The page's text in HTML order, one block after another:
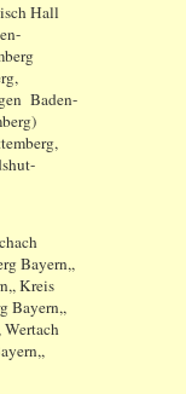
Hall
Baden-
Bayern,,
Kreis
Bayern,,